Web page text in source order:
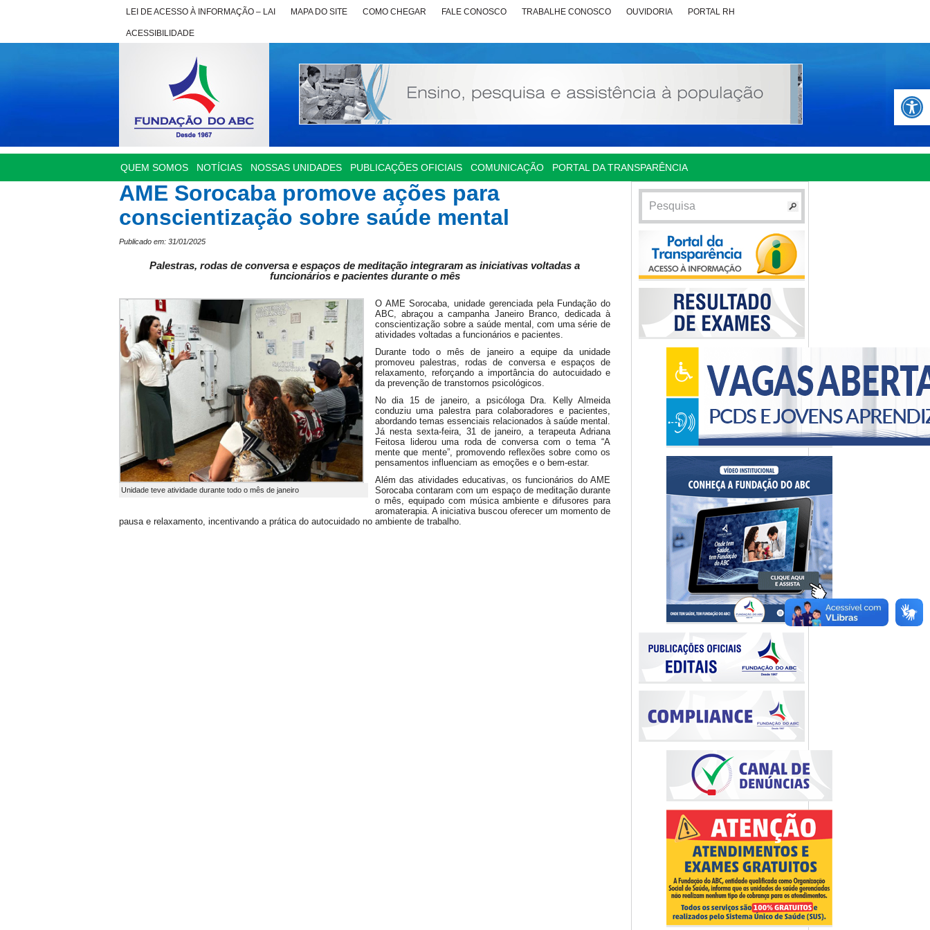
Abrir
LEI DE ACESSO À INFORMAÇÃO – LAI MAPA DO SITE COMO CHEGAR FALE CONOSCO TRABALHE CONOSCO OUVIDORIA PORTAL RH
ACESSIBILIDADE
QUEM SOMOS NOTÍCIAS NOSSAS UNIDADES PUBLICAÇÕES OFICIAIS COMUNICAÇÃO PORTAL DA TRANSPARÊNCIA
AME Sorocaba promove ações para
conscientização sobre saúde mental
Publicado em: 31/01/2025
Palestras, rodas de conversa e espaços de meditação integraram as iniciativas voltadas a
funcionários e pacientes durante o mês
Unidade teve atividade durante todo o mês de janeiro
O AME Sorocaba, unidade gerenciada pela Fundação do
ABC, abraçou a campanha Janeiro Branco, dedicada à
conscientização sobre a saúde mental, com uma série de
atividades voltadas a funcionários e pacientes.
Durante todo o mês de janeiro a equipe da unidade
promoveu palestras, rodas de conversa e espaços de
relaxamento, reforçando a importância do autocuidado e
da prevenção de transtornos psicológicos.
No dia 15 de janeiro, a psicóloga Dra. Kelly Almeida
conduziu uma palestra para colaboradores e pacientes,
abordando temas essenciais relacionados à saúde mental.
Já nesta sexta-feira, 31 de janeiro, a terapeuta Adriana
Feitosa liderou uma roda de conversa com o tema “A
mente que mente”, promovendo reflexões sobre como os
pensamentos influenciam as emoções e o bem-estar.
Além das atividades educativas, os funcionários do AME
Sorocaba contaram com um espaço de meditação durante
o mês, equipado com música ambiente e difusores para
aromaterapia. A iniciativa buscou oferecer um momento de
pausa e relaxamento, incentivando a prática do autocuidado no ambiente de trabalho.